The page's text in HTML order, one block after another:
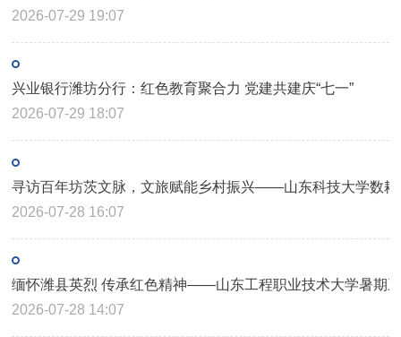
2026-07-29 19:07
兴业银行潍坊分行：红色教育聚合力 党建共建庆“七一”
2026-07-29 18:07
2026-07-28 16:07
缅怀潍县英烈 传承红色精神——山东工程职业技术大学暑期
2026-07-28 14:07